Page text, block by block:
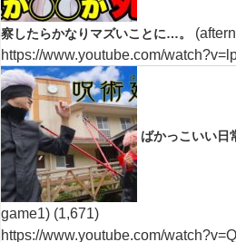
察したらかなりマズいことに…。
https://www.youtube.com/
ばかっこいい日
game1) (1,671)
https://www.youtube.com/